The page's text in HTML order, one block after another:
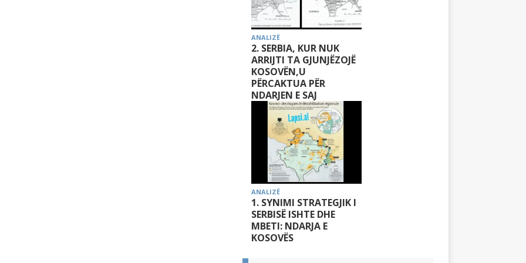
ANALIZË
2. SERBIA, KUR NUK
ARRIJTI TA GJUNJËZOJË
KOSOVËN,U
PËRCAKTUA PËR
NDARJEN E SAJ
ANALIZË
1. SYNIMI STRATEGJIK I
SERBISË ISHTE DHE
MBETI: NDARJA E
KOSOVËS